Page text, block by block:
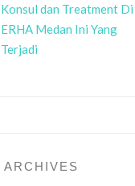
Konsul dan Treatment Di
ERHA Medan Ini Yang
Terjadi
ARCHIVES